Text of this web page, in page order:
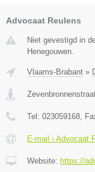
Advocaat Reulens
Niet gevestigd in
Henegouwen.
Vlaams-Brabant »
Tel: 023059168 ,
E-mail › Advocaat
Website: https://